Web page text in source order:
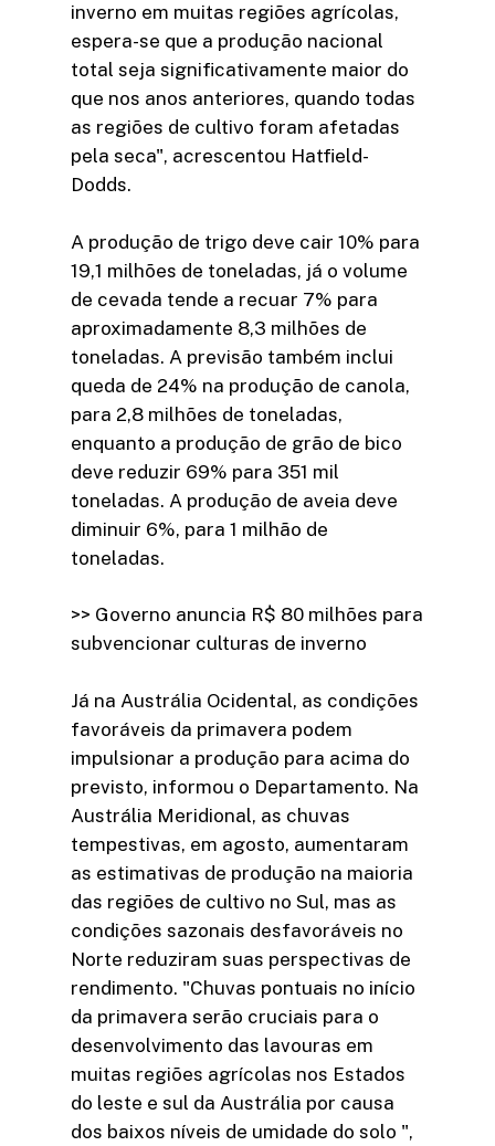
inverno em muitas regiões agrícolas,
espera-se que a produção nacional
total seja significativamente maior do
que nos anos anteriores, quando todas
as regiões de cultivo foram afetadas
pela seca", acrescentou Hatfield-
Dodds.
A produção de trigo deve cair 10% para
19,1 milhões de toneladas, já o volume
de cevada tende a recuar 7% para
aproximadamente 8,3 milhões de
toneladas. A previsão também inclui
queda de 24% na produção de canola,
para 2,8 milhões de toneladas,
enquanto a produção de grão de bico
deve reduzir 69% para 351 mil
toneladas. A produção de aveia deve
diminuir 6%, para 1 milhão de
toneladas.
>> Governo anuncia R$ 80 milhões para
subvencionar culturas de inverno
Já na Austrália Ocidental, as condições
favoráveis da primavera podem
impulsionar a produção para acima do
previsto, informou o Departamento. Na
Austrália Meridional, as chuvas
tempestivas, em agosto, aumentaram
as estimativas de produção na maioria
das regiões de cultivo no Sul, mas as
condições sazonais desfavoráveis no
Norte reduziram suas perspectivas de
rendimento. "Chuvas pontuais no início
da primavera serão cruciais para o
desenvolvimento das lavouras em
muitas regiões agrícolas nos Estados
do leste e sul da Austrália por causa
dos baixos níveis de umidade do solo ",